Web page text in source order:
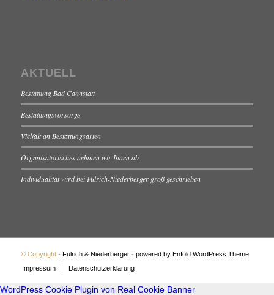
AKTUELL
Bestattung Bad Cannstatt
Bestattungsvorsorge
Vielfalt an Bestattungsarten
Organisatorisches nehmen wir Ihnen ab
Individualität wird bei Fulrich-Niederberger groß geschrieben
© Copyright - Fulrich & Niederberger- powered by Enfold WordPress Theme
Impressum
Datenschutzerklärung
WordPress Cookie Plugin von Real Cookie Banner